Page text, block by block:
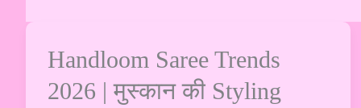
Handloom Saree Trends
2026 | मुस्कान की Styling
Handloom
Trends